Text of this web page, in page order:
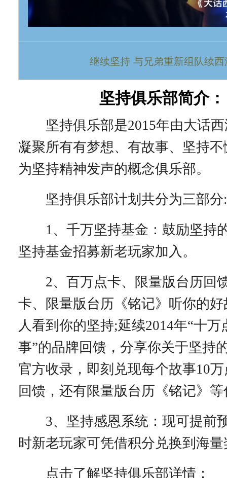
继续坚持 与兄弟重新组队续
坚持俱乐部简介：
坚持俱乐部是2015年由大话西
凝聚所有有梦想、有故事、坚持
为坚持精神发声的概念俱乐部。
坚持俱乐部计划共分为三部分
1、千万坚持基金：鼓励坚持
坚持基金招募新老玩家加入。
2、百万点卡、限量版台历回
卡、限量版台历《铭记》听你的
人看到你的坚持;延续2014年“十
事”的品牌回馈，分享你关于坚持
官方收录，即刻兑现每个故事10
回馈，还有限量版台历《铭记》
3、坚持感恩系统：现可提前
时新老玩家可凭借积分兑换到海
点击了解坚持俱乐部详情：